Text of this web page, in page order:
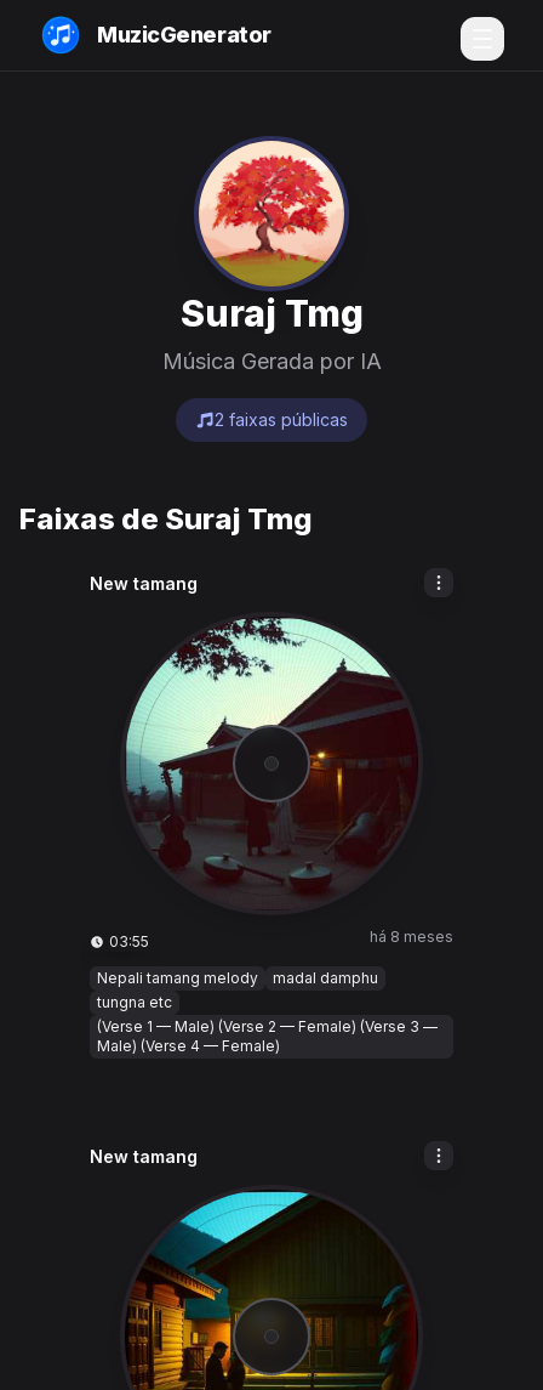
MuzicGenerator
Suraj Tmg
Música Gerada por IA
2 faixas públicas
Faixas de Suraj Tmg
New tamang
03:55 há 8 meses
Nepali tamang melody
madal damphu
tungna etc
(Verse 1 — Male) (Verse 2 — Female) (Verse 3 —
Male) (Verse 4 — Female)
New tamang